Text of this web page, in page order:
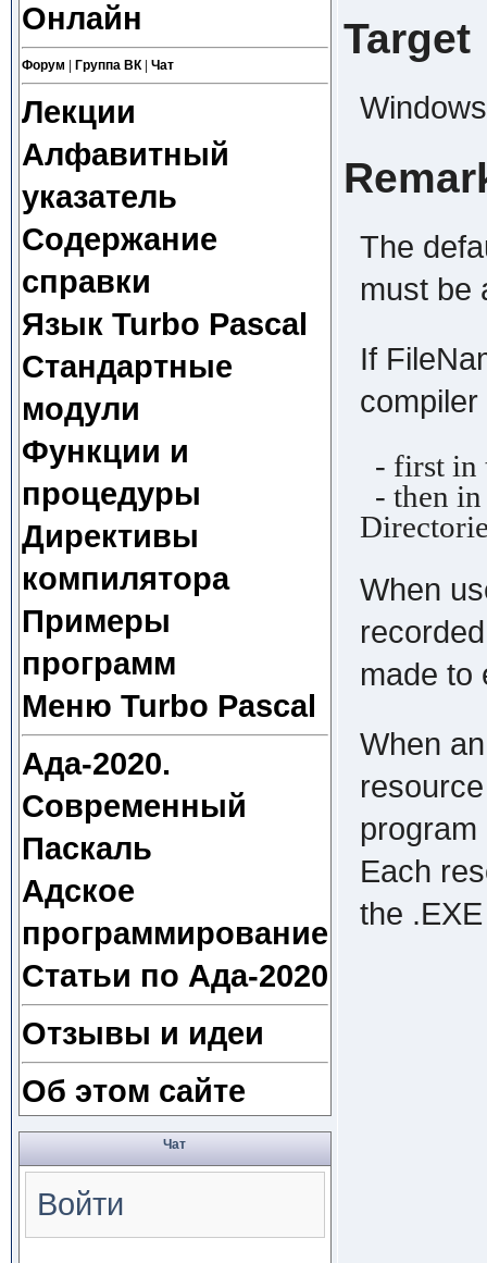
Онлайн
Форум Группа ВК| Чат
Лекции
Алфавитный
указатель
Содержание
справки
Язык Turbo Pascal
Стандартные
модули
Функции и
процедуры
Директивы
компилятора
Примеры
программ
Меню Turbo Pascal
Ада-2020.
Современный
Паскаль
Адское
программирование
Статьи по Ада-2020
Отзывы и идеи
Об этом сайте
Чат
Войти
Target
The
must be
If
- first in
- then
When
made to
When
Each
the